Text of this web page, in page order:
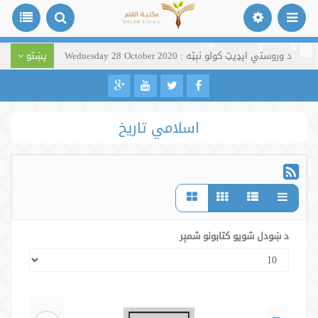
د وروستي اپډیټ کولو نېټه : Wednesday 28 October 2020 پښتو
اسلامي تاریخ
د ښودل شویو کتابونو شمېر